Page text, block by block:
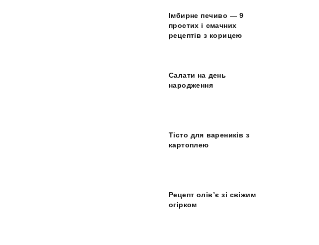
Імбирне печиво — 9
простих і смачних
рецептів з корицею
Салати на день
народження
Тісто для вареників з
картоплею
Рецепт олів’є зі свіжим
огірком